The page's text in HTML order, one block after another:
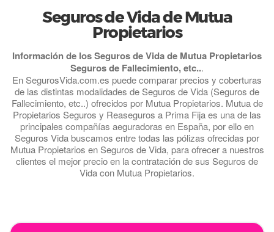
Seguros de Vida de Mutua
Propietarios
Información de los Seguros de Vida de Mutua Propietarios
Seguros de Fallecimiento, etc...
En SegurosVida.com.es puede comparar precios y coberturas
de las distintas modalidades de Seguros de Vida (Seguros de
Fallecimiento, etc..) ofrecidos por Mutua Propietarios. Mutua de
Propietarios Seguros y Reaseguros a Prima Fija es una de las
principales compañías aeguradoras en España, por ello en
Seguros Vida buscamos entre todas las pólizas ofrecidas por
Mutua Propietarios en Seguros de Vida, para ofrecer a nuestros
clientes el mejor precio en la contratación de sus Seguros de
Vida con Mutua Propietarios.